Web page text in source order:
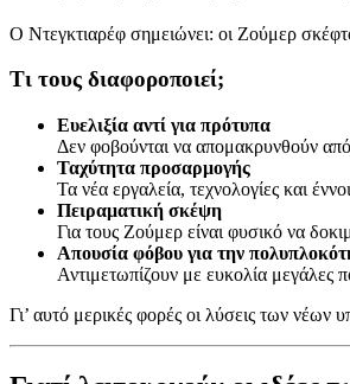
Ο Ντεγκτιαρέφ σημειώνει: οι Ζούμερ
Τι τους διαφοροποιεί;
Ευελιξία αντί για πρότυπα
Δεν φοβούνται να απομακρυνθούν
Ταχύτητα προσαρμογής
Τα νέα εργαλεία, τεχνολογίες και
Πειραματική σκέψη
Για τους Ζούμερ είναι φυσικό να
Απουσία φόβου για την
Αντιμετωπίζουν με ευκολία μεγάλες
Γι’ αυτό μερικές φορές οι λύσεις των